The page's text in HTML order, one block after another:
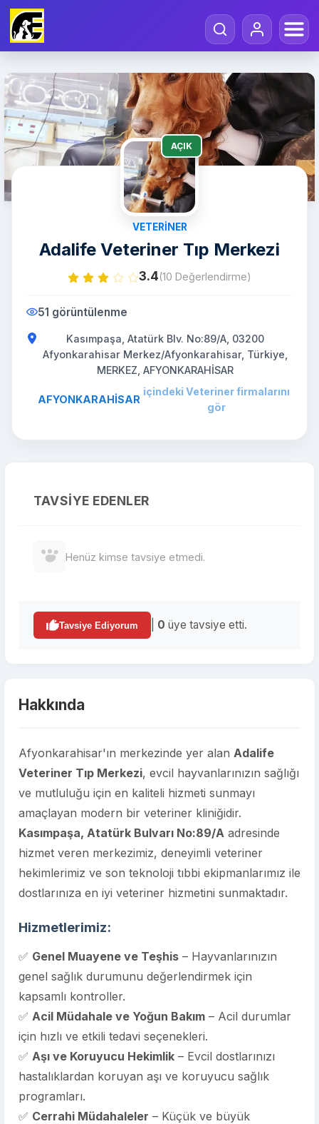
AÇIK
VETERINER
Adalife Veteriner Tıp Merkezi
3.4(10 Değerlendirme)
51 görüntülenme
Kasımpaşa, Atatürk Blv. No:89/A, 03200
Afyonkarahisar Merkez/Afyonkarahisar, Türkiye,
MERKEZ, AFYONKARAHİSAR
AFYONKARAHİSAR
içindeki Veteriner firmalarını
gör
TAVSIYE EDENLER
Henüz kimse tavsiye etmedi.
Tavsiye Ediyorum 0 üye tavsiye etti.
Hakkında
Afyonkarahisar'ın merkezinde yer alan Adalife
Veteriner Tıp Merkezi, evcil hayvanlarınızın sağlığı
ve mutluluğu için en kaliteli hizmeti sunmayı
amaçlayan modern bir veteriner kliniğidir.
Kasımpaşa, Atatürk Bulvarı No:89/A adresinde
hizmet veren merkezimiz, deneyimli veteriner
hekimlerimiz ve son teknoloji tıbbi ekipmanlarımız ile
dostlarınıza en iyi veteriner hizmetini sunmaktadır.
Hizmetlerimiz:
✅ Genel Muayene ve Teşhis – Hayvanlarınızın
genel sağlık durumunu değerlendirmek için
kapsamlı kontroller.
✅ Acil Müdahale ve Yoğun Bakım – Acil durumlar
için hızlı ve etkili tedavi seçenekleri.
✅ Aşı ve Koruyucu Hekimlik – Evcil dostlarınızı
hastalıklardan koruyan aşı ve koruyucu sağlık
programları.
✅ Cerrahi Müdahaleler – Küçük ve büyük